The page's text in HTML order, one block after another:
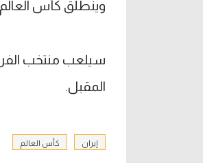
وينطلق كأس العالم 2026 يوم 11 يونيو وينتهي 19 يوليو.
المقبل.
إيران كأس العالم